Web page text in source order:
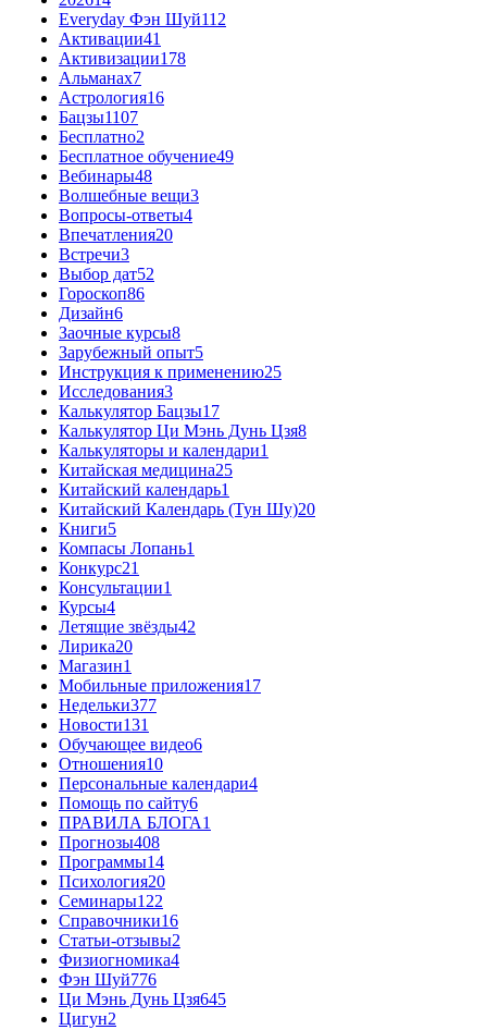
Everyday Фэн Шуй112
Активации41
Активизации178
Альманах7
Астрология16
Бацзы1107
Бесплатно2
Бесплатное обучение49
Вебинары48
Волшебные вещи3
Вопросы-ответы4
Впечатления20
Встречи3
Выбор дат52
Гороскоп86
Дизайн6
Заочные курсы8
Зарубежный опыт5
Инструкция к применению25
Исследования3
Калькулятор Бацзы17
Калькулятор Ци Мэнь Дунь Цзя8
Калькуляторы и календари1
Китайская медицина25
Китайский календарь1
Китайский Календарь (Тун Шу)20
Книги5
Компасы Лопань1
Конкурс21
Консультации1
Курсы4
Летящие звёзды42
Лирика20
Магазин1
Мобильные приложения17
Недельки377
Новости131
Обучающее видео6
Отношения10
Персональные календари4
Помощь по сайту6
ПРАВИЛА БЛОГА1
Прогнозы408
Программы14
Психология20
Семинары122
Справочники16
Статьи-отзывы2
Физиогномика4
Фэн Шуй776
Ци Мэнь Дунь Цзя645
Цигун2